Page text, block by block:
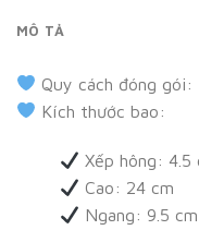
MÔ TẢ
Quy cách đóng gói:
Kích thước bao:
Xếp hông: 4.5
Cao: 24 cm
Ngang: 9.5 cm